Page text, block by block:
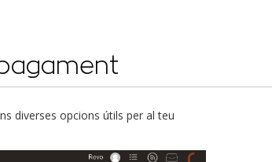
diverses opcions útils per al teu